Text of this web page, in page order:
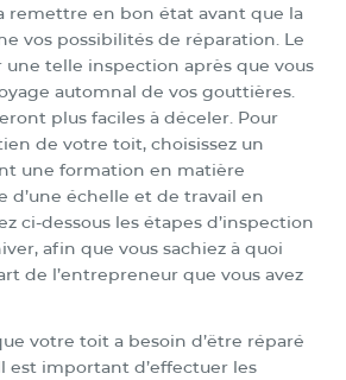
remettre en bon état avant que la
vos possibilités de réparation. Le
telle inspection après que vous
automnal de vos gouttières.
plus faciles à déceler. Pour
de votre toit, choisissez un
une formation en matière
d’une échelle et de travail en
ci-dessous les étapes d’inspection
afin que vous sachiez à quoi
de l’entrepreneur que vous avez
votre toit a besoin d’être réparé
est important d’effectuer les